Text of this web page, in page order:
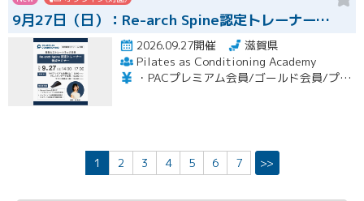
9月27日（日）：Re-arch Spine認定トレーナー…
2026.09.27開催
滋賀県
Pilates as Conditioning Academy
・PACプレミアム会員/ゴールド会員/プラチナ会員：9,900円（税込） ・PACスタンダード会員：13,200円（税込） ・フリー会員：16,500円（税込）
1 2 3 4 5 6 7 >>